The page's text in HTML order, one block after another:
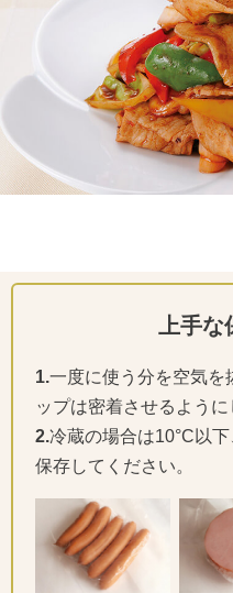
上手な
1.一度に使う分を空気を
ップは密着させるように
2.冷蔵の場合は10°C以
保存してください。